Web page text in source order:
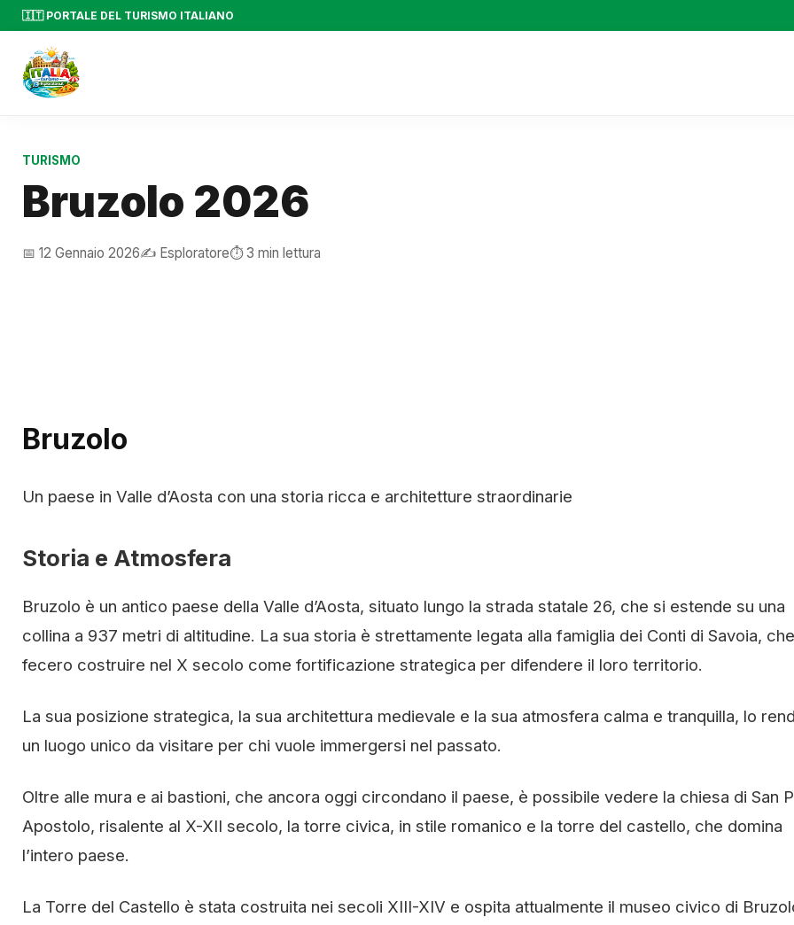
🇮🇹 PORTALE DEL TURISMO ITALIANO
TURISMO
Bruzolo 2026
📅 12 Gennaio 2026✍️ Esploratore⏱️ 3 min lettura
Bruzolo
Un paese in Valle d’Aosta con una storia ricca e architetture straordinarie
Storia e Atmosfera
Bruzolo è un antico paese della Valle d’Aosta, situato lungo la strada statale 26, che si estende su una
collina a 937 metri di altitudine. La sua storia è strettamente legata alla famiglia dei Conti di Savoia,
fecero costruire nel X secolo come fortificazione strategica per difendere il loro territorio.
La sua posizione strategica, la sua architettura medievale e la sua atmosfera calma e tranquilla, lo
un luogo unico da visitare per chi vuole immergersi nel passato.
Oltre alle mura e ai bastioni, che ancora oggi circondano il paese, è possibile vedere la chiesa di San
Apostolo, risalente al X-XII secolo, la torre civica, in stile romanico e la torre del castello, che domina
l’intero paese.
La Torre del Castello è stata costruita nei secoli XIII-XIV e ospita attualmente il museo civico di